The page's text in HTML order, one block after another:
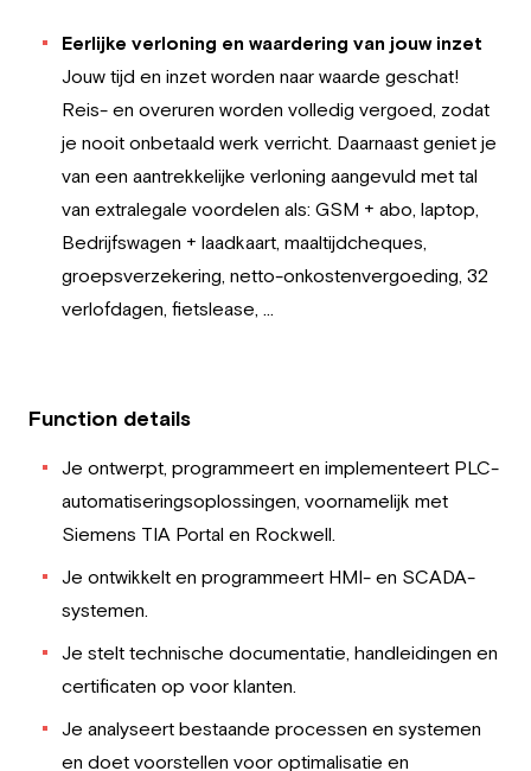
Eerlijke verloning en waardering van jouw inzet
Jouw tijd en inzet worden naar waarde geschat!
Reis- en overuren worden volledig vergoed, zodat
je nooit onbetaald werk verricht. Daarnaast geniet je
van een aantrekkelijke verloning aangevuld met tal
van extralegale voordelen als: GSM + abo, laptop,
Bedrijfswagen + laadkaart, maaltijdcheques,
groepsverzekering, netto-onkostenvergoeding, 32
verlofdagen, fietslease, …
Function details
Je ontwerpt, programmeert en implementeert PLC-
automatiseringsoplossingen, voornamelijk met
Siemens TIA Portal en Rockwell.
Je ontwikkelt en programmeert HMI- en SCADA-
systemen.
Je stelt technische documentatie, handleidingen en
certificaten op voor klanten.
Je analyseert bestaande processen en systemen
en doet voorstellen voor optimalisatie en